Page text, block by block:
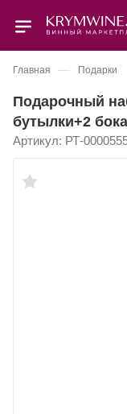
Главная — Подарки
Подарочный
бутылки+2
Артикул: РТ-